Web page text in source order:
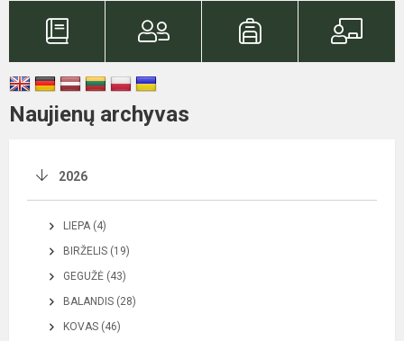
Naujienų archyvas
2026
LIEPA (4)
BIRŽELIS (19)
GEGUŽĖ (43)
BALANDIS (28)
KOVAS (46)